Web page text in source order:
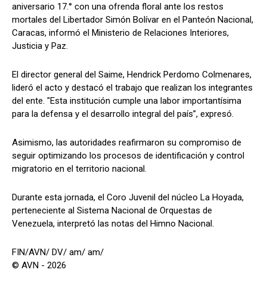
aniversario 17.° con una ofrenda floral ante los restos
mortales del Libertador Simón Bolívar en el Panteón Nacional,
Caracas, informó el Ministerio de Relaciones Interiores,
Justicia y Paz.
El director general del Saime, Hendrick Perdomo Colmenares,
lideró el acto y destacó el trabajo que realizan los integrantes
del ente. "Esta institución cumple una labor importantísima
para la defensa y el desarrollo integral del país”, expresó.
Asimismo, las autoridades reafirmaron su compromiso de
seguir optimizando los procesos de identificación y control
migratorio en el territorio nacional.
Durante esta jornada, el Coro Juvenil del núcleo La Hoyada,
perteneciente al Sistema Nacional de Orquestas de
Venezuela, interpretó las notas del Himno Nacional.
FIN/AVN/ DV/ am/ am/
© AVN - 2026